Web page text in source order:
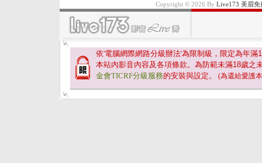
Copyright © 2026 By Live173 美眉
依'電腦網際網路分級辦法'為限制級，限定為年滿
本站內影音內容及各項條款。為防範未滿18歲之
金會TICRF分級服務的安裝與設定。 (為還給愛護